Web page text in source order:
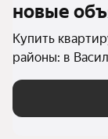
новые
Купить
районы: в
Петербурге и